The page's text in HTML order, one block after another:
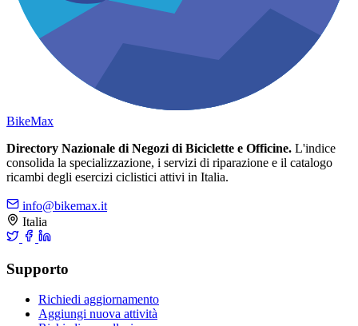
BikeMax
Directory Nazionale di Negozi di Biciclette e Officine. L'indice
consolida la specializzazione, i servizi di riparazione e il catalogo
ricambi degli esercizi ciclistici attivi in Italia.
info@bikemax.it
Italia
Supporto
Richiedi aggiornamento
Aggiungi nuova attività